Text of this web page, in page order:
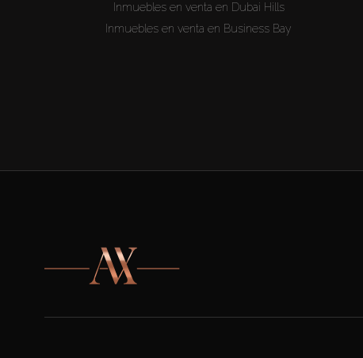
Inmuebles en venta en Dubai Hills
Inmuebles en venta en Business Bay